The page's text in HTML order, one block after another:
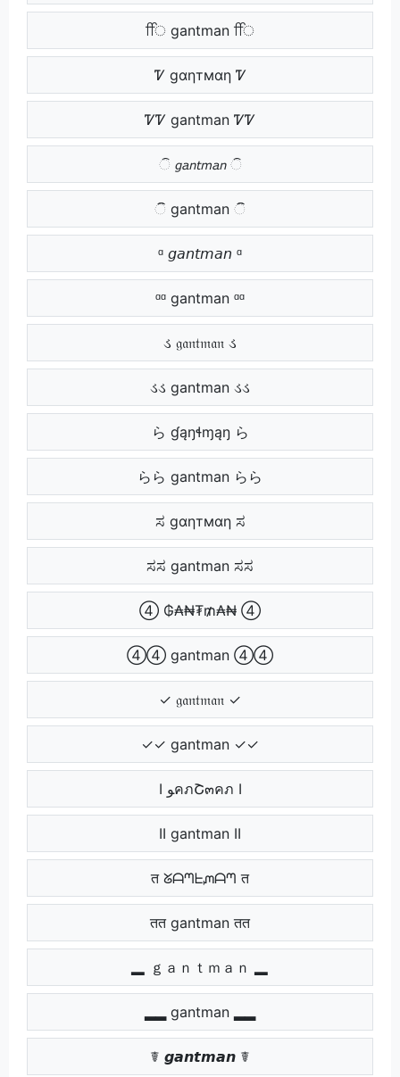
ਿਿ gantman ਿਿ
Ꮴ gαηтмαη Ꮴ
ᏤᏤ gantman ᏤᏤ
ି 𝘨𝘢𝘯𝘵𝘮𝘢𝘯 ି
ିି gantman ିି
ᵅ 𝘨𝘢𝘯𝘵𝘮𝘢𝘯 ᵅ
ᵅᵅ gantman ᵅᵅ
ડ 𝔤𝔞𝔫𝔱𝔪𝔞𝔫 ડ
ડડ gantman ડડ
ら ɠąŋɬɱąŋ ら
らら gantman らら
ಸ gαηтмαη ಸ
ಸಸ gantman ಸಸ
④ ₲₳₦₮₥₳₦ ④
④④ gantman ④④
✓ 𝔤𝔞𝔫𝔱𝔪𝔞𝔫 ✓
✓✓ gantman ✓✓
Ӏ ﻮคภՇ๓คภ Ӏ
ӀӀ gantman ӀӀ
त ᘜᗩᘉᖶᘻᗩᘉ त
तत gantman तत
▂ ｇａｎｔｍａｎ ▂
▂▂ gantman ▂▂
☤ 𝙜𝙖𝙣𝙩𝙢𝙖𝙣 ☤